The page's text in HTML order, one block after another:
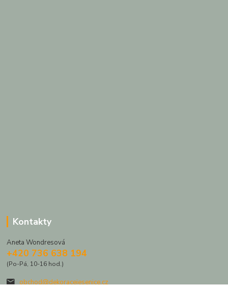
Kontakty
Aneta Wondresová
+420 736 638 194
(Po-Pá, 10-16 hod.)
obchod@dekoracejesenice.cz